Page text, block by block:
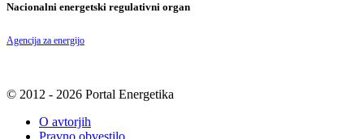
Nacionalni energetski regulativni organ
Agencija za energijo
© 2012 - 2026 Portal Energetika
O avtorjih
Pravno obvestilo